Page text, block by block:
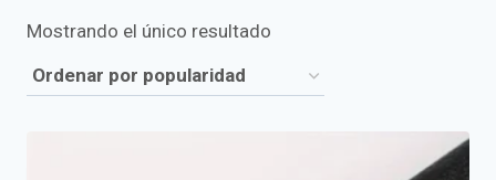
Mostrando el único resultado